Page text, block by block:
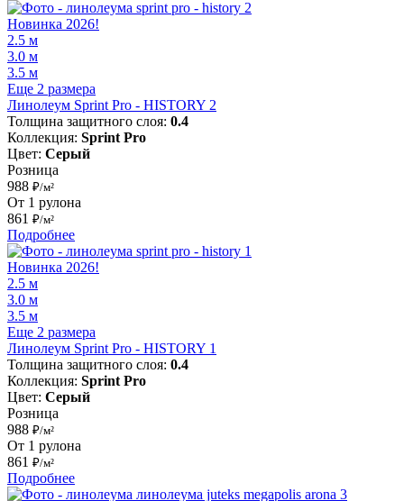
Новинка 2026!
2.5 м
3.0 м
3.5 м
Еще 2 размера
Линолеум Sprint Pro - HISTORY 2
Толщина защитного слоя: 0.4
Коллекция: Sprint Pro
Цвет: Серый
Розница
988 ₽/м²
От 1 рулона
861 ₽/м²
Подробнее
Новинка 2026!
2.5 м
3.0 м
3.5 м
Еще 2 размера
Линолеум Sprint Pro - HISTORY 1
Толщина защитного слоя: 0.4
Коллекция: Sprint Pro
Цвет: Серый
Розница
988 ₽/м²
От 1 рулона
861 ₽/м²
Подробнее